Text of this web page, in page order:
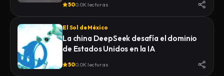
500.0K lecturas
El Sol de México
La china DeepSeek desafía el dominio
de Estados Unidos en la IA
500.0K lecturas